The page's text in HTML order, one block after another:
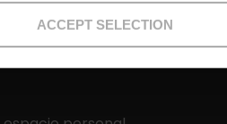
ACCEPT SELECTION